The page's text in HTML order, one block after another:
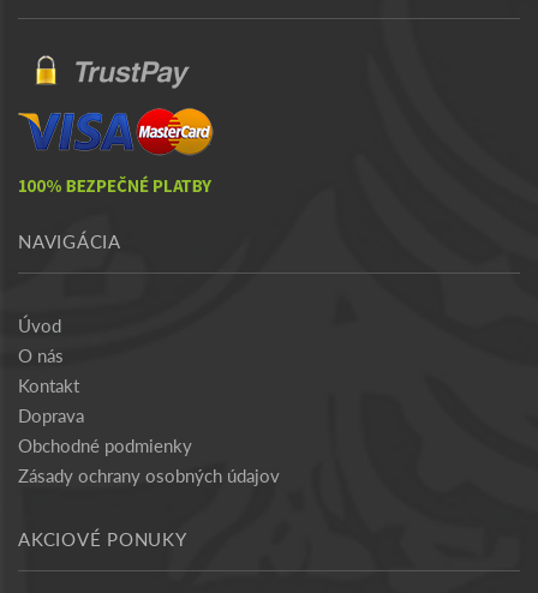
NAVIGÁCIA
Úvod
O nás
Kontakt
Doprava
Obchodné podmienky
Zásady ochrany osobných údajov
AKCIOVÉ PONUKY